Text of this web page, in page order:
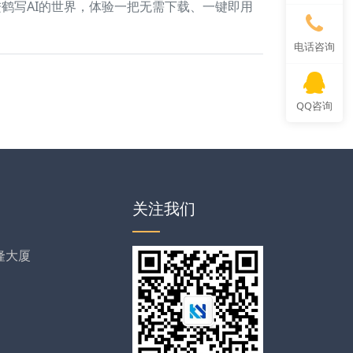
写AI的世界，体验一把无需下载、一键即用
大厦
关注我们
电话咨询
QQ咨询